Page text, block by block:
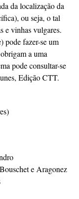
da localização da
ou seja, o tal
e vinhas vulgares.
pode fazer-se um
a uma
pode consultar-se
Edição CTT.
e Aragonez